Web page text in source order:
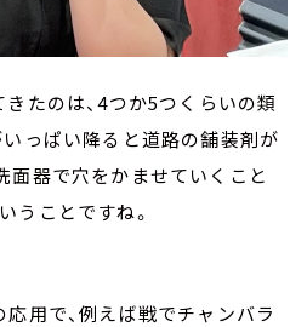
たのは、4つか5つくらいの類
いっぱい降ると道路の舗装剤が
面器で穴をかませていくこと
うことですね。
用で、例えば戦でチャンバラ